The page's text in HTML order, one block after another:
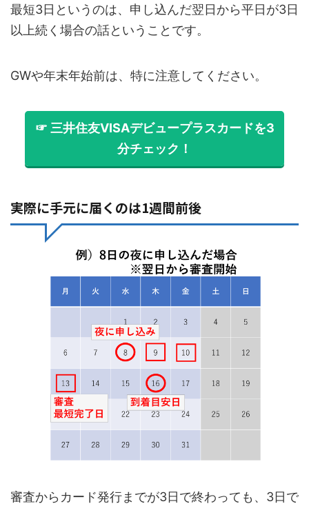
最短3日というのは、申し込んだ翌日から平日が3日
以上続く場合の話ということです。
GWや年末年始前は、特に注意してください。
☞ 三井住友VISAデビュープラスカードを3
分チェック！
実際に手元に届くのは1週間前後
審査からカード発行までが3日で終わっても、3日で